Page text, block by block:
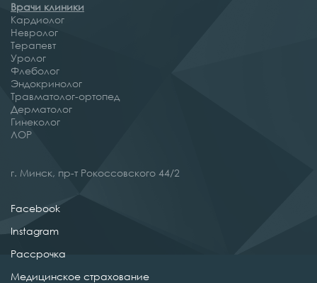
Врачи клиники
Кардиолог
Невролог
Терапевт
Уролог
Флеболог
Эндокринолог
Травматолог-ортопед
Дерматолог
Гинеколог
ЛОР
г. Минск, пр-т Рокоссовского 44/2
Facebook
Instagram
Рассрочка
Медицинское страхование